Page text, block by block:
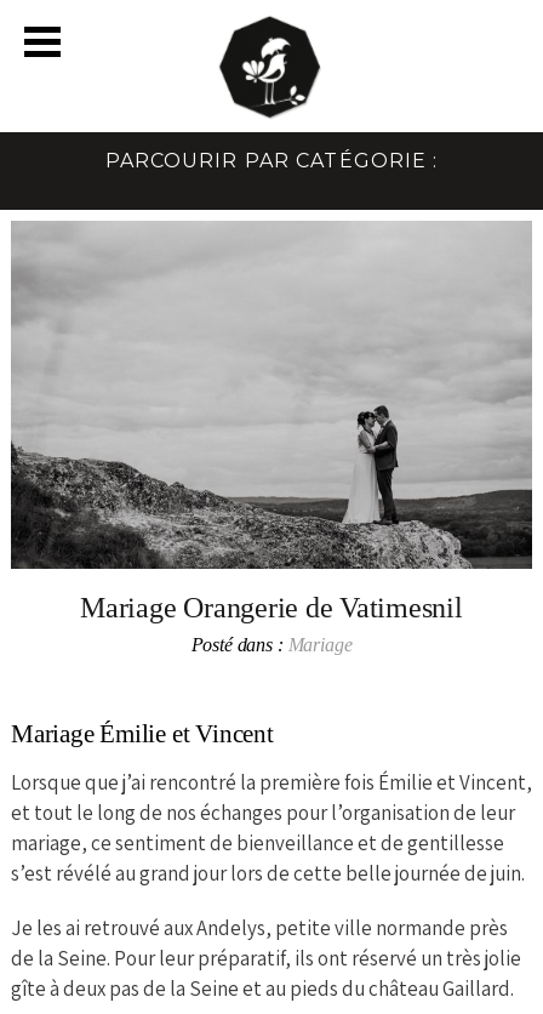
PARCOURIR PAR CATÉGORIE :
Mariage Orangerie de Vatimesnil
Posté dans : Mariage
Mariage Émilie et Vincent
Lorsque que j’ai rencontré la première fois Émilie et Vincent,
et tout le long de nos échanges pour l’organisation de leur
mariage, ce sentiment de bienveillance et de gentillesse
s’est révélé au grand jour lors de cette belle journée de juin.
Je les ai retrouvé aux Andelys, petite ville normande près
de la Seine. Pour leur préparatif, ils ont réservé un très jolie
gîte à deux pas de la Seine et au pieds du château Gaillard.